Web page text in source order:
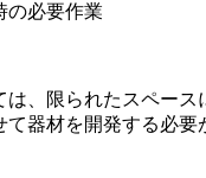
必要作業
、限られたスペー
器材を開発する必要